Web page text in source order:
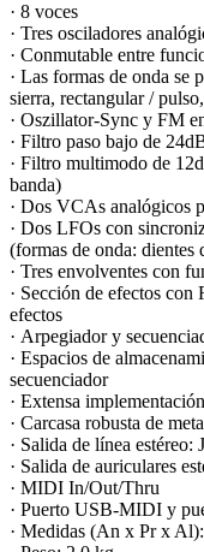
· 8 voces
· Tres osciladores
· Conmutable entre
· Las formas de onda se
sierra, rectangular /
· Oszillator-Sync y FM
· Filtro paso bajo de
· Filtro multimodo de
banda)
· Dos VCAs analógicos
· Dos LFOs con
(formas de onda: dientes
· Tres envolventes con
· Sección de efectos
efectos
· Arpegiador y
· Espacios de
secuenciador
· Extensa
· Carcasa robusta de
· Salida de línea estéreo:
· Salida de auriculares
· MIDI In/Out/Thru
· Puerto USB-MIDI y
· Medidas (An x Pr x